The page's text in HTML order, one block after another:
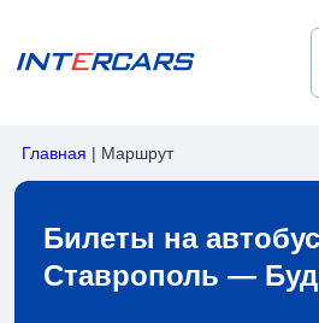
Главная | Маршрут
Билеты на автобус
Ставрополь —